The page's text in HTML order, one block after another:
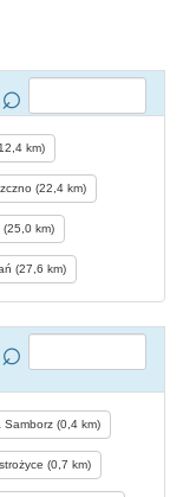
km)
(22,4 km)
(25,0 km)
(27,6 km)
Samborz (0,4 km)
(0,7 km)